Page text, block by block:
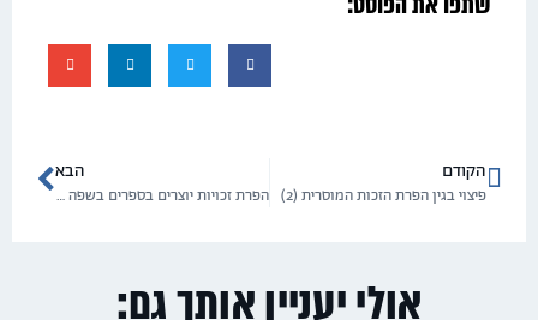
הקודם
פיצוי בגין הפרת הזכות המוסרית (2)
הבא
הפרת זכויות יוצרים בספרים בשפה הערבית
אולי יעניין אותך גם: